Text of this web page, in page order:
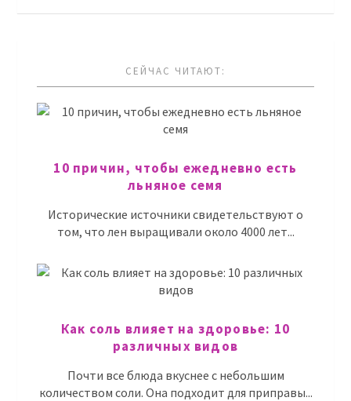
СЕЙЧАС ЧИТАЮТ:
10 причин, чтобы ежедневно есть
льняное семя
Исторические источники свидетельствуют о
том, что лен выращивали около 4000 лет...
Как соль влияет на здоровье: 10
различных видов
Почти все блюда вкуснее с небольшим
количеством соли. Она подходит для приправы...